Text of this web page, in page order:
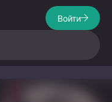
Войти